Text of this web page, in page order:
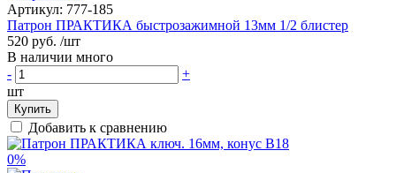
Артикул: 777-185
Патрон ПРАКТИКА быстрозажимной 13мм 1/2 блистер
520 руб. /шт
В наличии много
-
+
шт
Купить
Добавить к сравнению
0%